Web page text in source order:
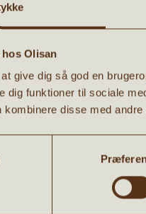
Olisan
give dig så god en
dig funktioner til sociale
kombinere disse med
Måler: B55 x L100 cm